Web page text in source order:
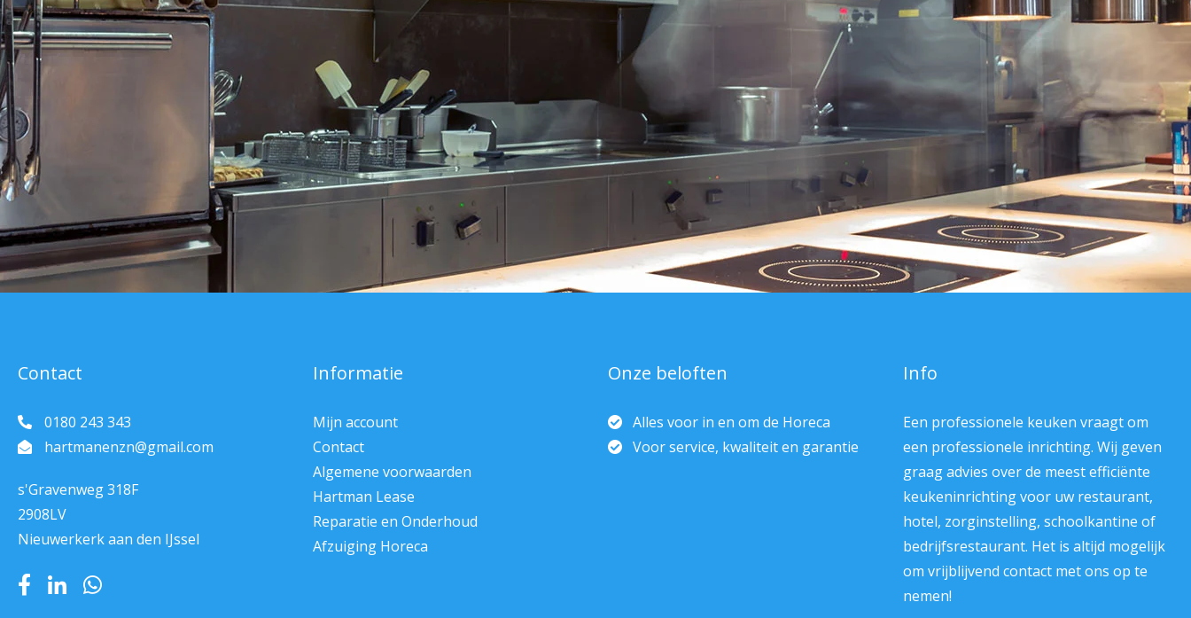
Contact
0180 243 343
hartmanenzn@gmail.com
s'Gravenweg 318F
2908LV
Nieuwerkerk aan den IJssel
Informatie
Mijn account
Contact
Algemene voorwaarden
Hartman Lease
Reparatie en Onderhoud
Afzuiging Horeca
Onze beloften
Alles voor in en om de Horeca
Voor service, kwaliteit en garantie
Info
Een professionele keuken vraagt om
een professionele inrichting. Wij geven
graag advies over de meest efficiënte
keukeninrichting voor uw restaurant,
hotel, zorginstelling, schoolkantine of
bedrijfsrestaurant. Het is altijd mogelijk
om vrijblijvend contact met ons op te
nemen!